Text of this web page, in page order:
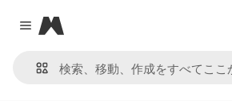
Close menu
Magnific